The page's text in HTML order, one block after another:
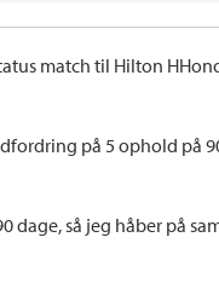
match til Hilton
på 5 ophold på
så jeg håber på